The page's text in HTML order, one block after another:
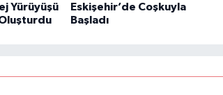
Yürüyüşü
Eskişehir’de Coşkuyla
Başladı